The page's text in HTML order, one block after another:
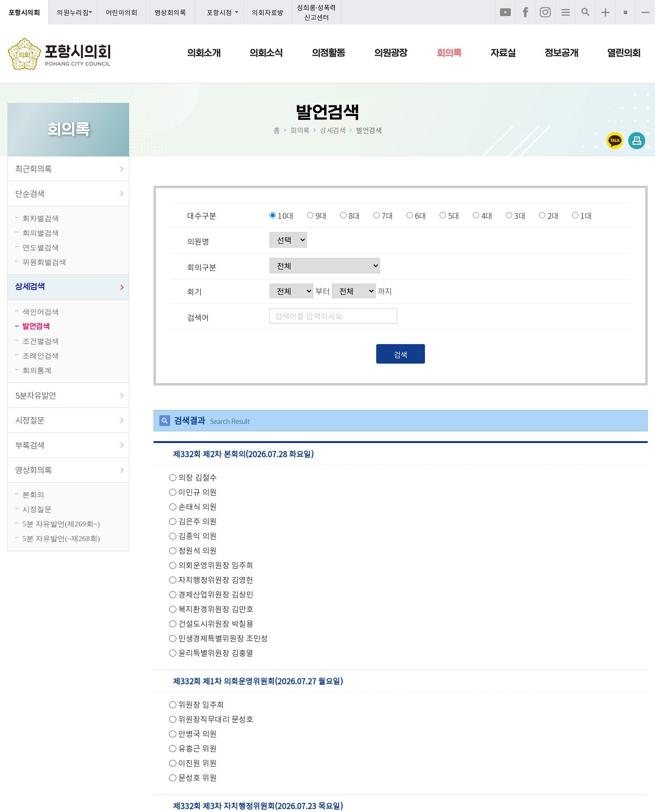
본문으로 바로가기
메인메뉴 바로가기
포항시의회 의원누리집 어린이의회 영상회의록 포항시청 의회자료방
성희롱·성폭력
신고센터
의회소개 의회소식 의정활동 의원광장 회의록 자료실 정보공개 열린의회
홈 회의록 상세검색 발언검색
발언검색
회의록
최근회의록
단순검색
회차별검색
회의별검색
연도별검색
위원회별검색
상세검색
색인어검색
발언검색
조건별검색
조례안검색
회의통계
5분자유발언
시정질문
부록검색
영상회의록
본회의
시정질문
5분 자유발언(제269회~)
5분 자유발언(~제268회)
대수구분 10대 9대 8대 7대 6대 5대 4대 3대 2대 1대
의원명
회의구분
회기 부터 까지
검색어
검색결과 Search Result
제332회 제2차 본회의(2026.07.28 화요일)
○ 의장 김철수
○ 이민규 의원
○ 손태식 의원
○ 김은주 의원
○ 김종익 의원
○ 정원석 의원
○ 의회운영위원장 임주희
○ 자치행정위원장 김영헌
○ 경제산업위원장 김상민
○ 복지환경위원장 김만호
○ 건설도시위원장 박칠용
○ 민생경제특별위원장 조민성
○ 윤리특별위원장 김홍열
제332회 제1차 의회운영위원회(2026.07.27 월요일)
○ 위원장 임주희
○ 위원장직무대리 문성호
○ 안병국 의원
○ 유흥근 위원
○ 이진원 위원
○ 문성호 위원
제332회 제3차 자치행정위원회(2026.07.23 목요일)